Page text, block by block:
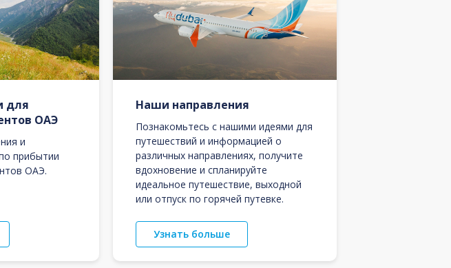
для
ОАЭ
и
прибытии
ОАЭ.
Наши направления
Познакомьтесь с нашими идеями для
путешествий и информацией о
различных направлениях, получите
вдохновение и спланируйте
идеальное путешествие, выходной
или отпуск по горячей путевке.
Узнать больше